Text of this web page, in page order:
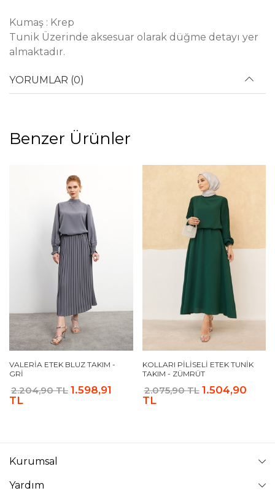
Kumaş : Krep
Tunik Üzerinde aksesuar olarak düğme detayı yer
almaktadır.
YORUMLAR (0)
Benzer Ürünler
VALERIA ETEK BLUZ TAKIM -
GRI
2.204,90 TL 1.598,91
TL
KOLLARI PILISELI ETEK TUNIK
TAKIM - ZÜMRÜT
2.075,90 TL 1.504,90
TL
Kurumsal
Yardım